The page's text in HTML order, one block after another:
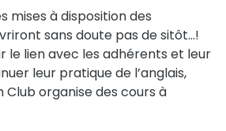
mises à disposition des
sans doute pas de sitôt…!
le lien avec les adhérents et leur
leur pratique de l’anglais,
Club organise des cours à